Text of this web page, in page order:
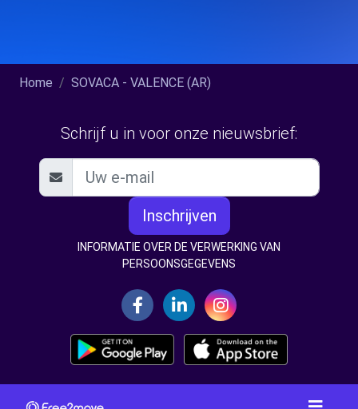
Home SOVACA - VALENCE (AR)
Schrijf u in voor onze nieuwsbrief:
Inschrijven
INFORMATIE OVER DE VERWERKING VAN
PERSOONSGEGEVENS